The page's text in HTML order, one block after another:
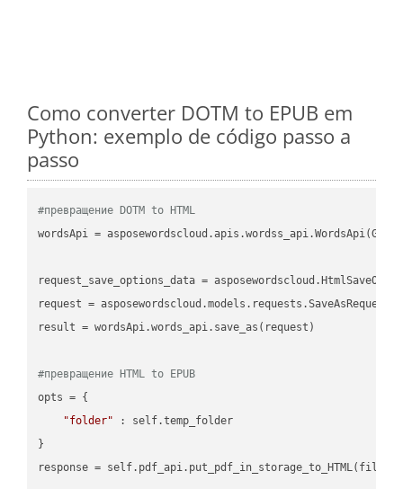
Como converter DOTM to EPUB em
Python: exemplo de código passo a
passo
#превращение DOTM to HTML
wordsApi =
request_save_options_data =
request =
result = wordsApi.words_api.save_as(request)
#превращение HTML to EPUB
opts = {
"folder" : self.temp_folder
}